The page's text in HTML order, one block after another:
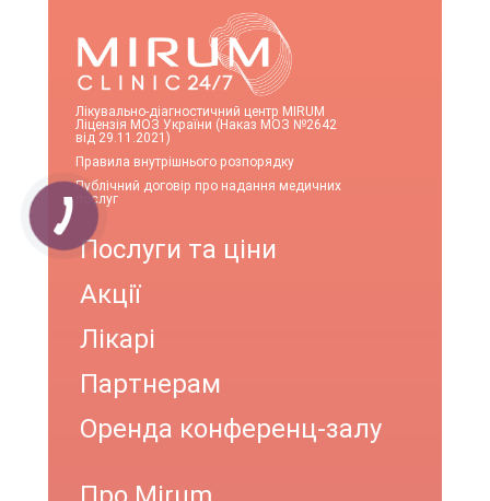
Лікувально-діагностичний центр MIRUM
Ліцензія МОЗ України (Наказ МОЗ №2642
від 29.11.2021)
Правила внутрішнього розпорядку
Публічний договір про надання медичних
послуг
Послуги та ціни
Акції
Лікарі
Партнерам
Оренда конференц-залу